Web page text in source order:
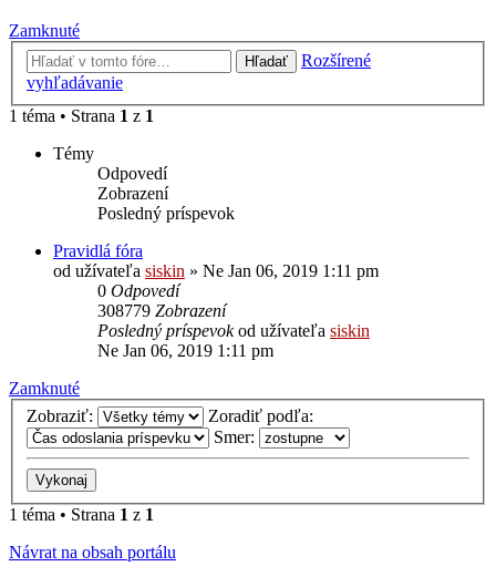
Zamknuté
Hľadať
Rozšírené
vyhľadávanie
1 téma • Strana 1 z 1
Témy
Odpovedí
Zobrazení
Posledný príspevok
Pravidlá fóra
od užívateľa siskin » Ne Jan 06, 2019 1:11 pm
0 Odpovedí
308779 Zobrazení
Posledný príspevokod užívateľa siskin
Ne Jan 06, 2019 1:11 pm
Zamknuté
Zobraziť:
Zoradiť podľa:
Smer:
1 téma • Strana 1 z 1
Návrat na obsah portálu